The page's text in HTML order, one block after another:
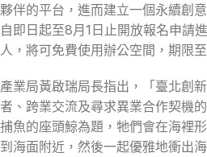
夥伴的平台，進而建立一個永續創
自即日起至8月1日止開放報名申請
人，將可免費使用辦公空間，期限
產業局黃啟瑞局長指出，「臺北創
者、跨業交流及尋求異業合作契機
捕魚的座頭鯨為題，牠們會在海裡
到海面附近，然後一起優雅地衝出